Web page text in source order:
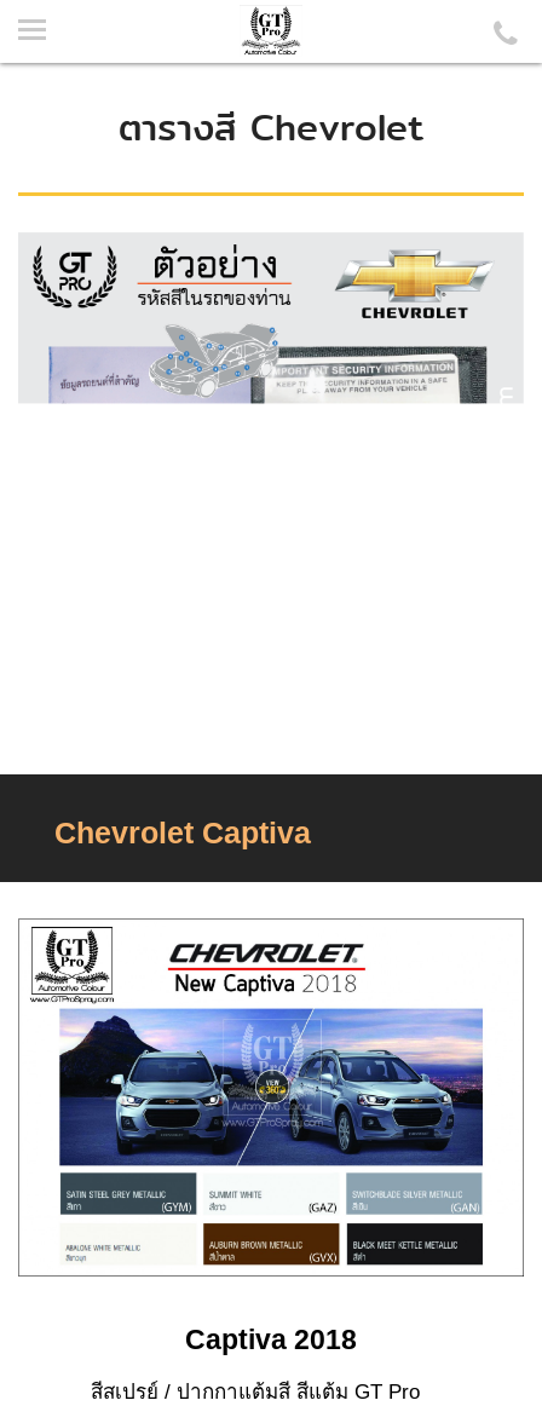
ตารางสี Chevrolet
Chevrolet Captiva
Captiva 2018
สีสเปรย์ / ปากกาแต้มสี สีแต้ม GT Pro